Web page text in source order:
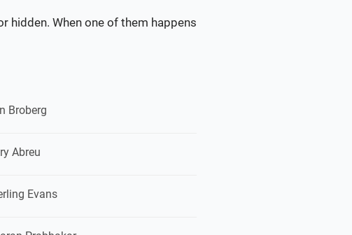
hidden. When one of them happens
Broberg
Abreu
Evans